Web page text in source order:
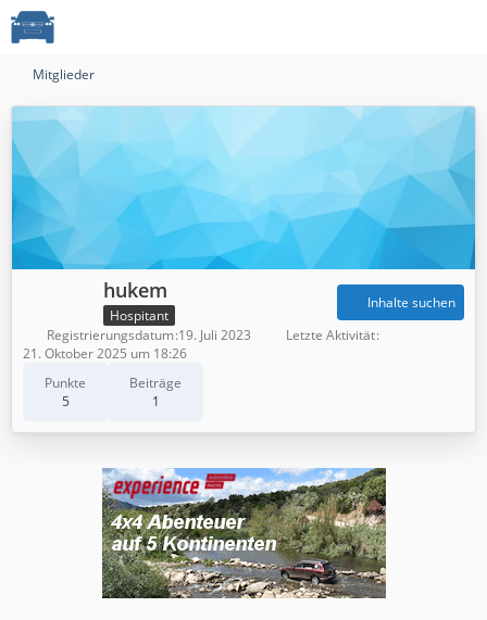
Mitglieder
hukem
Hospitant
Punkte
5
Beiträge
1
Inhalte suchen
Registrierungsdatum 19. Juli 2023
Letzte Aktivität
21. Oktober 2025 um 18:26